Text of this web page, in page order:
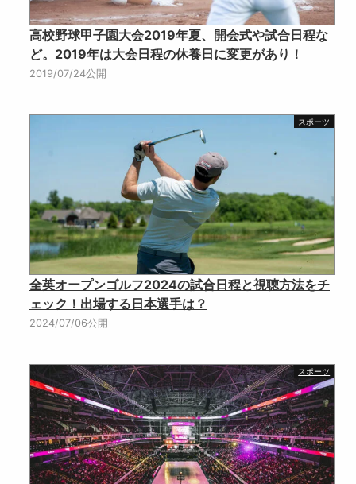
高校野球甲子園大会2019年夏、開会式や試合日程な
ど。2019年は大会日程の休養日に変更があり！
2019/07/24公開
スポーツ
全英オープンゴルフ2024の試合日程と視聴方法をチ
ェック！出場する日本選手は？
2024/07/06公開
スポーツ